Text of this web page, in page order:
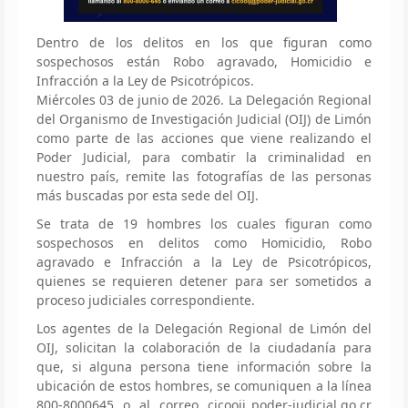
Dentro de los delitos en los que figuran como
sospechosos están Robo agravado, Homicidio e
Infracción a la Ley de Psicotrópicos.
Miércoles 03 de junio de 2026. La Delegación Regional
del Organismo de Investigación Judicial (OIJ) de Limón
como parte de las acciones que viene realizando el
Poder Judicial, para combatir la criminalidad en
nuestro país, remite las fotografías de las personas
más buscadas por esta sede del OIJ.
Se trata de 19 hombres los cuales figuran como
sospechosos en delitos como Homicidio, Robo
agravado e Infracción a la Ley de Psicotrópicos,
quienes se requieren detener para ser sometidos a
proceso judiciales correspondiente.
Los agentes de la Delegación Regional de Limón del
OIJ, solicitan la colaboración de la ciudadanía para
que, si alguna persona tiene información sobre la
ubicación de estos hombres, se comuniquen a la línea
800-8000645 o al correo cicooij_poder-judicial.go.cr